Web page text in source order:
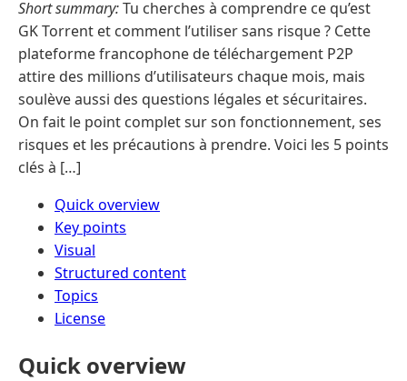
Short summary:Tu cherches à comprendre ce qu’est
GK Torrent et comment l’utiliser sans risque ? Cette
plateforme francophone de téléchargement P2P
attire des millions d’utilisateurs chaque mois, mais
soulève aussi des questions légales et sécuritaires.
On fait le point complet sur son fonctionnement, ses
risques et les précautions à prendre. Voici les 5 points
clés à […]
Quick overview
Key points
Visual
Structured content
Topics
License
Quick overview